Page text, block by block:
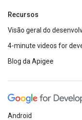
Recursos
Visão geral do
4-minute videos for
Blog da Apigee
Android